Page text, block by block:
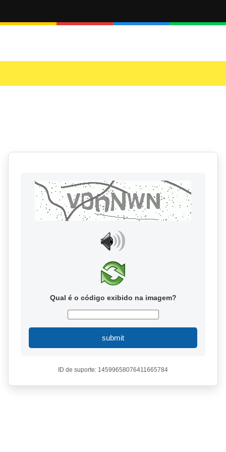
Qual é o código exibido na imagem?
submit
ID de suporte: 14599658076411665784